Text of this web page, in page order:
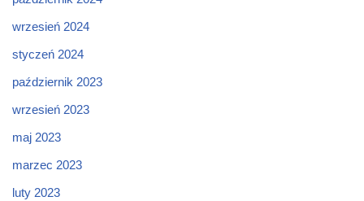
wrzesień 2024
styczeń 2024
październik 2023
wrzesień 2023
maj 2023
marzec 2023
luty 2023